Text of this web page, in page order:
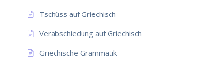
Tschüss auf Griechisch
Verabschiedung auf Griechisch
Griechische Grammatik